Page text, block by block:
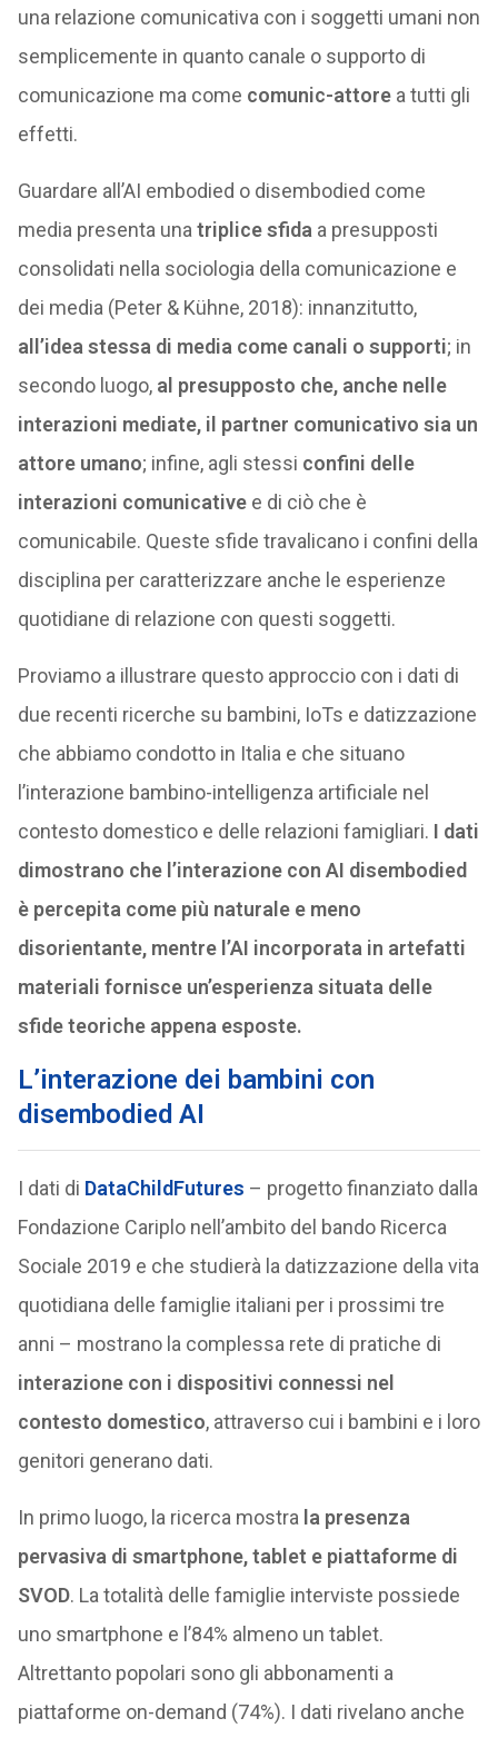
una relazione comunicativa con i soggetti umani non
semplicemente in quanto canale o supporto di
comunicazione ma come comunic-attorea tutti gli
effetti.
Guardare all’AI embodied o disembodied come
media presenta una triplice sfida a presupposti
consolidati nella sociologia della comunicazione e
dei media (Peter & Kühne, 2018): innanzitutto,
all’idea stessa di media come canali o supporti; in
secondo luogo, al presupposto che, anche nelle
interazioni mediate, il partner comunicativo sia un
attore umano; infine, agli stessi confini delle
interazioni comunicativee di ciò che è
comunicabile. Queste sfide travalicano i confini della
disciplina per caratterizzare anche le esperienze
quotidiane di relazione con questi soggetti.
Proviamo a illustrare questo approccio con i dati di
due recenti ricerche su bambini, IoTs e datizzazione
che abbiamo condotto in Italia e che situano
l’interazione bambino-intelligenza artificiale nel
contesto domestico e delle relazioni famigliari. I dati
dimostrano che l’interazione con AI disembodied
è percepita come più naturale e meno
disorientante, mentre l’AI incorporata in artefatti
materiali fornisce un’esperienza situata delle
sfide teoriche appena esposte.
L’interazione dei bambini con
disembodied AI
I dati di DataChildFutures – progetto finanziato dalla
Fondazione Cariplo nell’ambito del bando Ricerca
Sociale 2019 e che studierà la datizzazione della vita
quotidiana delle famiglie italiani per i prossimi tre
anni – mostrano la complessa rete di pratiche di
interazione con i dispositivi connessi nel
contesto domestico, attraverso cui i bambini e i loro
genitori generano dati.
In primo luogo, la ricerca mostra la presenza
pervasiva di smartphone, tablet e piattaforme di
SVOD. La totalità delle famiglie interviste possiede
uno smartphone e l’84% almeno un tablet.
Altrettanto popolari sono gli abbonamenti a
piattaforme on-demand (74%). I dati rivelano anche